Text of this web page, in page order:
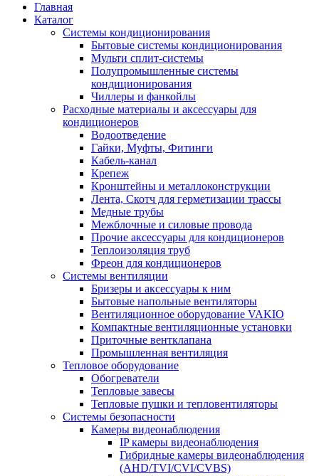
Главная
Каталог
Системы кондиционирования
Бытовые системы кондиционирования
Мульти сплит-системы
Полупромышленные системы
кондиционирования
Чиллеры и фанкойлы
Расходные материалы и аксессуары для
кондиционеров
Водоотведение
Гайки, Муфты, Фитинги
Кабель-канал
Крепеж
Кронштейны и металлоконструкции
Лента, Скотч для герметизации трассы
Медные трубы
Межблочные и силовые провода
Прочие аксессуары для кондиционеров
Теплоизоляция труб
Фреон для кондиционеров
Системы вентиляции
Бризеры и аксессуары к ним
Бытовые напольные вентиляторы
Вентиляционное оборудование VAKIO
Компактные вентиляционные установки
Приточные вентклапана
Промышленная вентиляция
Тепловое оборудование
Обогреватели
Тепловые завесы
Тепловые пушки и тепловентиляторы
Системы безопасности
Камеры видеонаблюдения
IP камеры видеонаблюдения
Гибридные камеры видеонаблюдения
(AHD/TVI/CVI/CVBS)